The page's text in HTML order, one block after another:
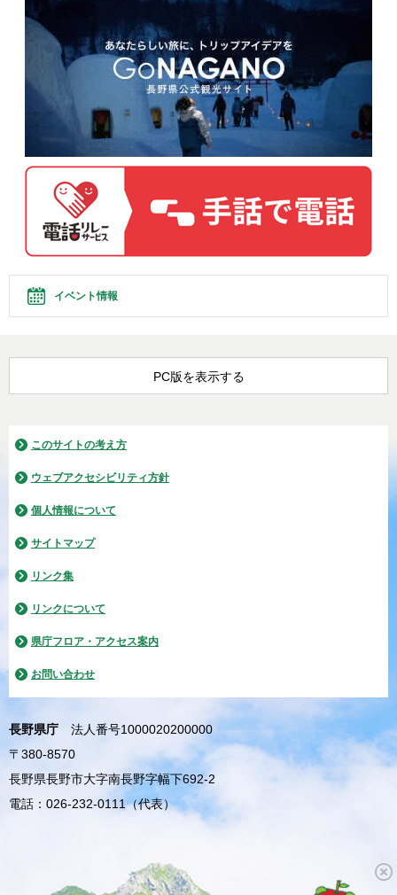
イベント情報
PC版を表示する
このサイトの考え方
ウェブアクセシビリティ方針
個人情報について
サイトマップ
リンク集
リンクについて
県庁フロア・アクセス案内
お問い合わせ
長野県庁
法人番号1000020200000
〒380-8570
長野県長野市大字南長野字幅下692-2
電話：026-232-0111（代表）